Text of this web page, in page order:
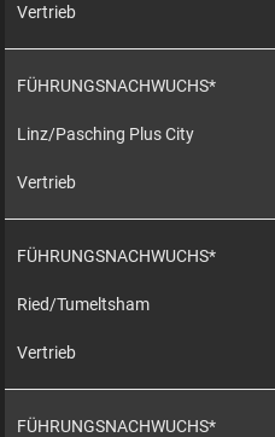
Vertrieb
FÜHRUNGSNACHWUCHS*
Linz/Pasching Plus City
Vertrieb
FÜHRUNGSNACHWUCHS*
Ried/Tumeltsham
Vertrieb
FÜHRUNGSNACHWUCHS*